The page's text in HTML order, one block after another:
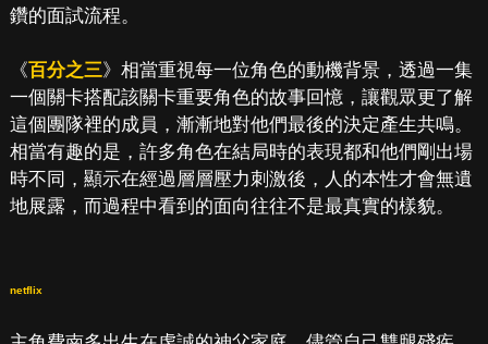
鑽的面試流程。
《百分之三》相當重視每一位角色的動機背景，透過一集
一個關卡搭配該關卡重要角色的故事回憶，讓觀眾更了解
這個團隊裡的成員，漸漸地對他們最後的決定產生共鳴。
相當有趣的是，許多角色在結局時的表現都和他們剛出場
時不同，顯示在經過層層壓力刺激後，人的本性才會無遺
地展露，而過程中看到的面向往往不是最真實的樣貌。
netflix